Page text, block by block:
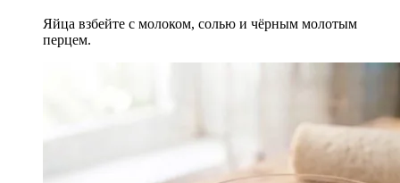
Яйца взбейте с молоком, солью и чёрным молотым
перцем.